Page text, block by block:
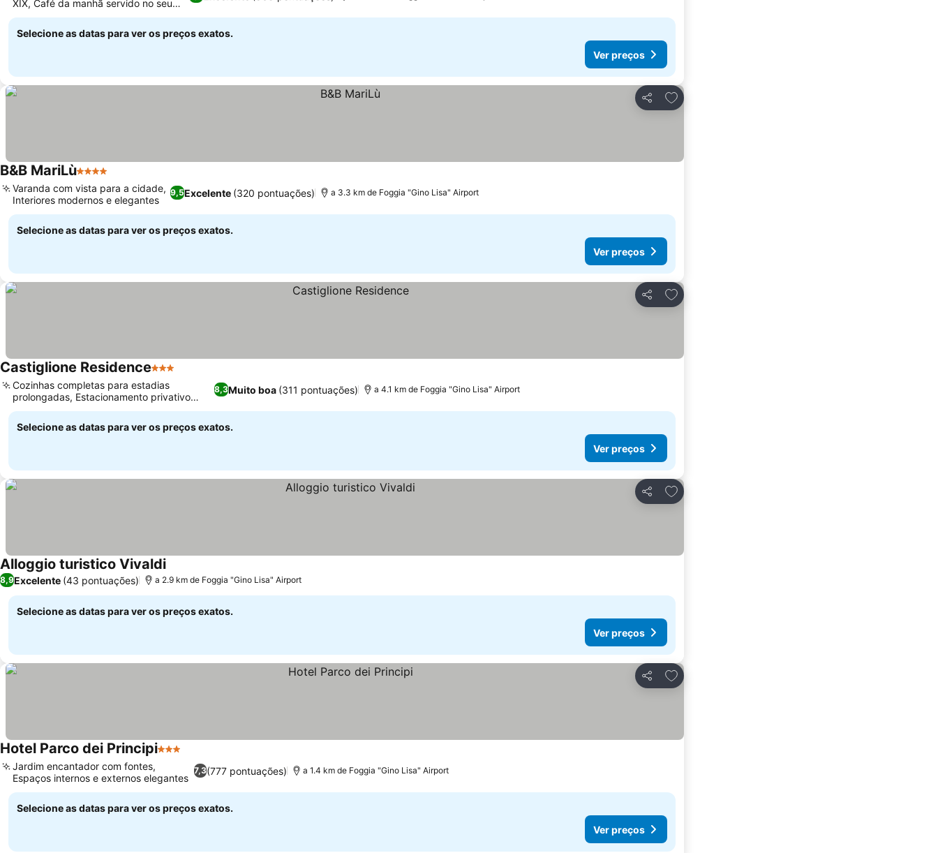
XIX, Café da manhã servido no seu
quarto
Selecione as datas para ver os preços exatos.
Ver preços
Partilhar
Adicionar aos favoritos
B&B MariLù4 Estrelas
9,5Excelente (320 pontuações)
Varanda com vista para a cidade,
Interiores modernos e elegantes
a 3.3 km de Foggia "Gino Lisa" Airport
Selecione as datas para ver os preços exatos.
Ver preços
Partilhar
Adicionar aos favoritos
Castiglione Residence3 Estrelas
8,3Muito boa (311 pontuações)
Cozinhas completas para estadias
prolongadas, Estacionamento privativo
coberto em garagem
a 4.1 km de Foggia "Gino Lisa" Airport
Selecione as datas para ver os preços exatos.
Ver preços
Partilhar
Adicionar aos favoritos
Alloggio turistico Vivaldi
8,9Excelente (43 pontuações) a 2.9 km de Foggia "Gino Lisa" Airport
Selecione as datas para ver os preços exatos.
Ver preços
Partilhar
Adicionar aos favoritos
Hotel Parco dei Principi3 Estrelas
7,3(777 pontuações)
Jardim encantador com fontes,
Espaços internos e externos elegantes
a 1.4 km de Foggia "Gino Lisa" Airport
Selecione as datas para ver os preços exatos.
Ver preços